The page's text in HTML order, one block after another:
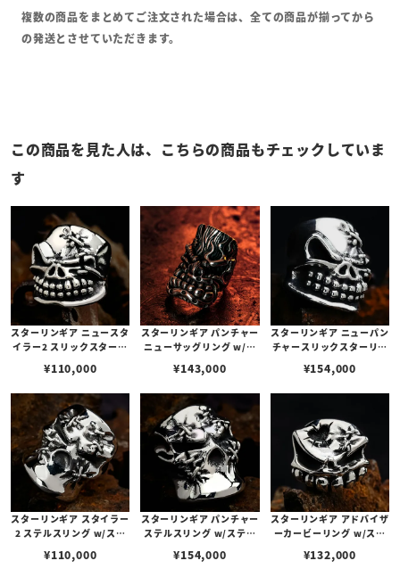
複数の商品をまとめてご注文された場合は、全ての商品が揃ってから
の発送とさせていただきます。
この商品を見た人は、こちらの商品もチェックしていま
す
スターリンギア ニュースタ
イラー2 スリックスターリ
¥110,000
スターリンギア パンチャー
ニューサッグリング w/ブ
¥143,000
スターリンギア ニューパン
チャースリックスターリン
¥154,000
スターリンギア スタイラー
2 ステルスリング w/ステ
¥110,000
スターリンギア パンチャー
ステルスリング w/ステッ
¥154,000
スターリンギア アドバイザ
ーカービーリング w/ステ
ホール
¥132,000